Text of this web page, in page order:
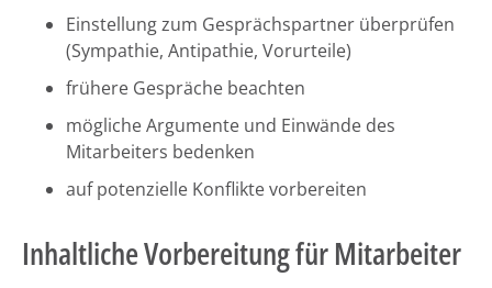
Einstellung zum Gesprächspartner überprüfen
(Sympathie, Antipathie, Vorurteile)
frühere Gespräche beachten
mögliche Argumente und Einwände des
Mitarbeiters bedenken
auf potenzielle Konflikte vorbereiten
Inhaltliche Vorbereitung für Mitarbeiter